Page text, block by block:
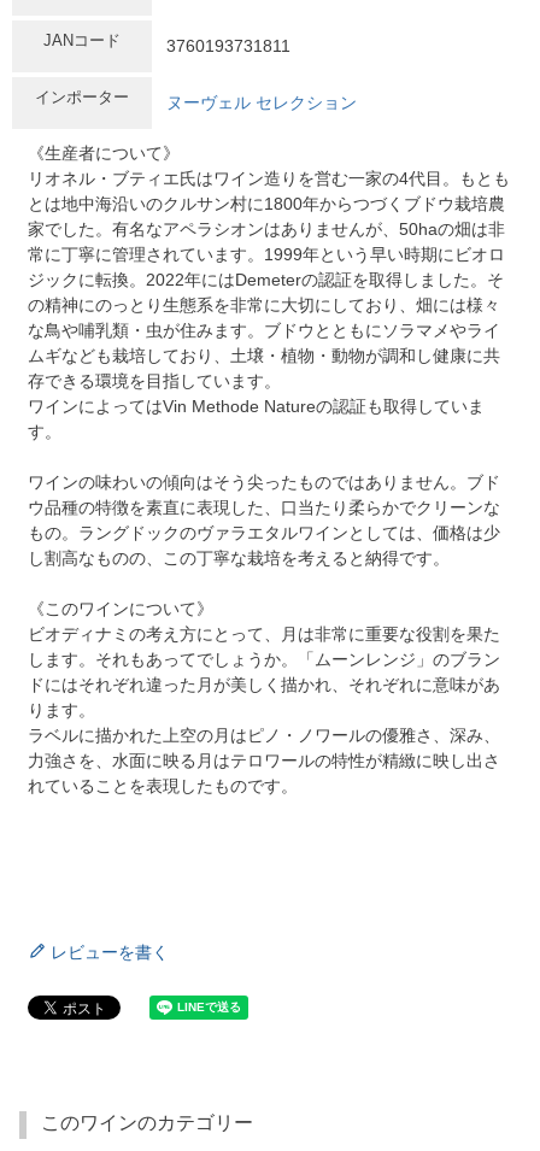
JANコード 3760193731811
インポーター ヌーヴェル セレクション
《生産者について》
リオネル・ブティエ氏はワイン造りを営む一家の4代目。もとも
とは地中海沿いのクルサン村に1800年からつづくブドウ栽培農
家でした。有名なアペラシオンはありませんが、50haの畑は非
常に丁寧に管理されています。1999年という早い時期にビオロ
ジックに転換。2022年にはDemeterの認証を取得しました。そ
の精神にのっとり生態系を非常に大切にしており、畑には様々
な鳥や哺乳類・虫が住みます。ブドウとともにソラマメやライ
ムギなども栽培しており、土壌・植物・動物が調和し健康に共
存できる環境を目指しています。
ワインによってはVin Methode Natureの認証も取得していま
す。
ワインの味わいの傾向はそう尖ったものではありません。ブド
ウ品種の特徴を素直に表現した、口当たり柔らかでクリーンな
もの。ラングドックのヴァラエタルワインとしては、価格は少
し割高なものの、この丁寧な栽培を考えると納得です。
《このワインについて》
ビオディナミの考え方にとって、月は非常に重要な役割を果た
します。それもあってでしょうか。「ムーンレンジ」のブラン
ドにはそれぞれ違った月が美しく描かれ、それぞれに意味があ
ります。
ラベルに描かれた上空の月はピノ・ノワールの優雅さ、深み、
力強さを、水面に映る月はテロワールの特性が精緻に映し出さ
れていることを表現したものです。
レビューを書く
このワインのカテゴリー